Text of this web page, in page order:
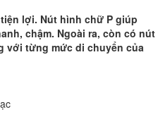
lợi. Nút hình chữ P giúp
chậm. Ngoài ra, còn có nút
với từng mức di chuyển của